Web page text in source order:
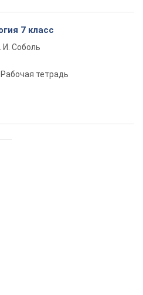
7 класс
И. Соболь
Рабочая тетрадь